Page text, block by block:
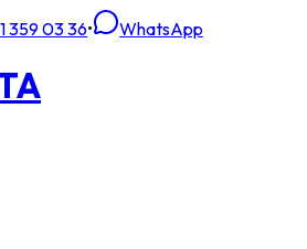
359 03 36• WhatsApp